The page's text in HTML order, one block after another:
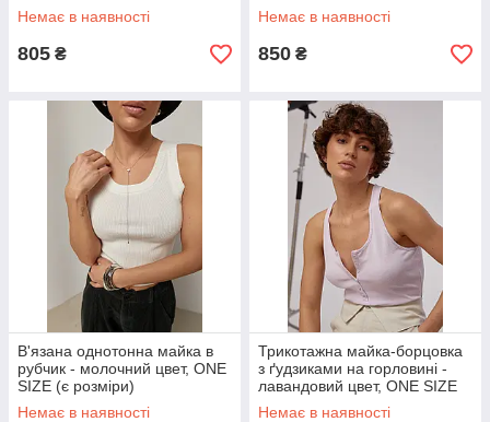
Немає в наявності
805 ₴
Немає в наявності
850 ₴
В'язана однотонна майка в
рубчик - молочний цвет, ONE
SIZE (є розміри)
Немає в наявності
Трикотажна майка-борцовка
з ґудзиками на горловині -
лавандовий цвет, ONE SIZE
(є розміри)
Немає в наявності